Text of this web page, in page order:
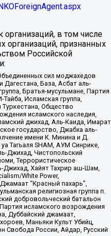
в том числе
организаций, признанных
Российской
сил моджахедов
Дагестана, База, Асбат аль-
Братья-мусульмане, Партия
Исламская группа,
Туркестана, Общество
исламского наследия,
джихад, Аль-Каида, Имарат
государство, Джабха аль-
имени К. Минина и Д.
Тагьаля SHAM, АУМ Синрике,
Джихад, Чистопольский
Террористическое
Джихад, Хайят Тахрир аш-Шам,
White Power,
“Красный пахарь”,
религиозная группа п.
добровольческий батальон
исламского возрождения
Дуббайский джамаат,
Маньяки Культ Убийц,
Свобода России, Айдар, Русский